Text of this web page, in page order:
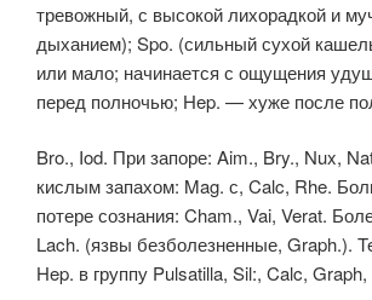
тревожный, с высокой лихорадкой и
дыханием); Spo. (сильный сухой
или мало; начинается с ощущения
перед полночью; Hep. — хуже после
Bro., Iod. При запоре: Aim., Bry., Nux,
кислым запахом: Mag. с, Calc, Rhe.
потере сознания: Cham., Vai, Verat.
Lach. (язвы безболезненные, Graph.).
Hep. в группу Pulsatilla, Sil:, Calc,